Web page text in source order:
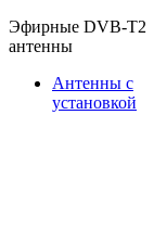
Эфирные DVB-T2
антенны
Антенны с
установкой